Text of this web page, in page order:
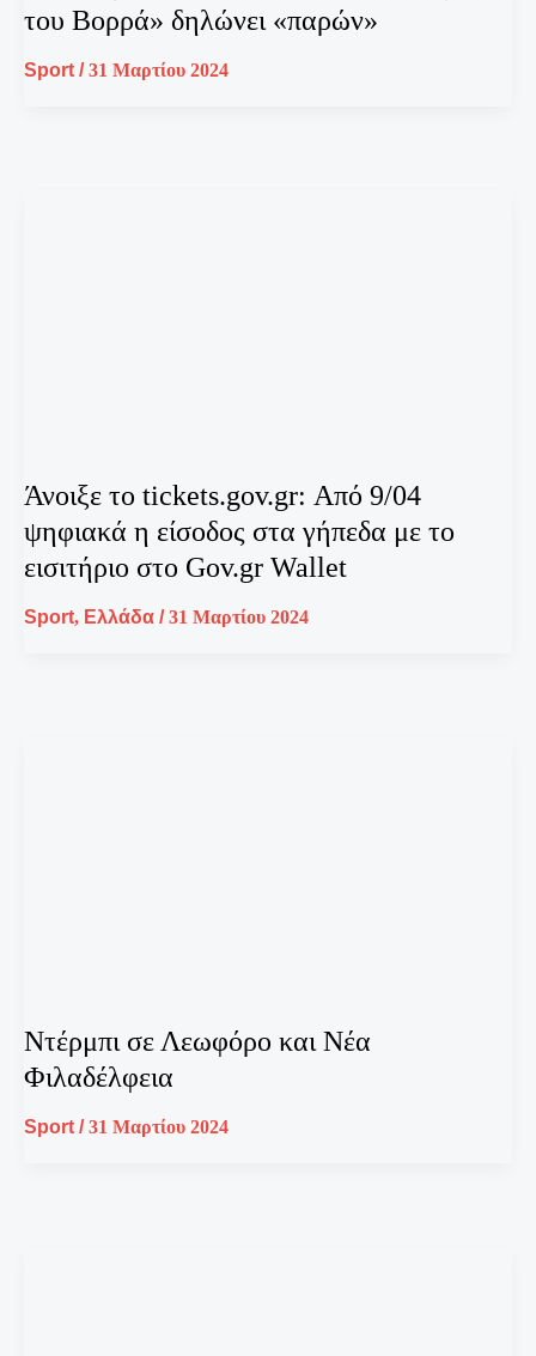
του Βορρά» δηλώνει «παρών»
Sport /31 Μαρτίου 2024
Άνοιξε το tickets.gov.gr: Από 9/04
ψηφιακά η είσοδος στα γήπεδα με το
εισιτήριο στο Gov.gr Wallet
Sport, Ελλάδα /31 Μαρτίου 2024
Ντέρμπι σε Λεωφόρο και Νέα
Φιλαδέλφεια
Sport /31 Μαρτίου 2024